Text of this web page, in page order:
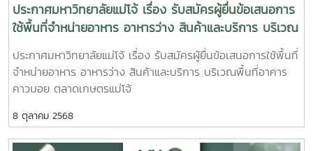
ประกาศมหาวิทยาลัยแม่โจ้ เรื่อง รับสมัครผู้ยื่นข้อเสนอการ
ใช้พื้นที่จำหน่ายอาหาร อาหารว่าง สินค้าและบริการ บริเวณ
พื้นที่อาคารคาวบอย ตลาดเกษตรแม่โจ้
ประกาศมหาวิทยาลัยแม่โจ้ เรื่อง รับสมัครผู้ยื่นข้อเสนอการใช้พื้นที่
จำหน่ายอาหาร อาหารว่าง สินค้าและบริการ บริเวณพื้นที่อาคาร
คาวบอย ตลาดเกษตรแม่โจ้
8 ตุลาคม 2568